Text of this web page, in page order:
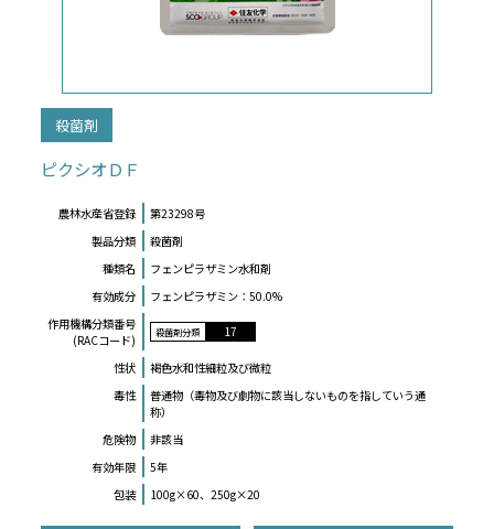
殺菌剤
ピクシオＤＦ
農林水産省登録
第23298号
製品分類
殺菌剤
種類名
フェンピラザミン水和剤
有効成分
フェンピラザミン：50.0%
作⽤機構分類番号
(RACコード)
殺菌剤分類 17
性状
褐色水和性細粒及び微粒
毒性
普通物（毒物及び劇物に該当しないものを指していう通
称）
危険物
非該当
有効年限
5年
包装
100g×60、250g×20